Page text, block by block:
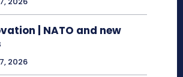
| NATO and new
2026